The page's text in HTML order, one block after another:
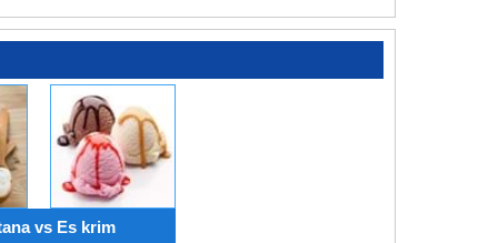
vs Es krim